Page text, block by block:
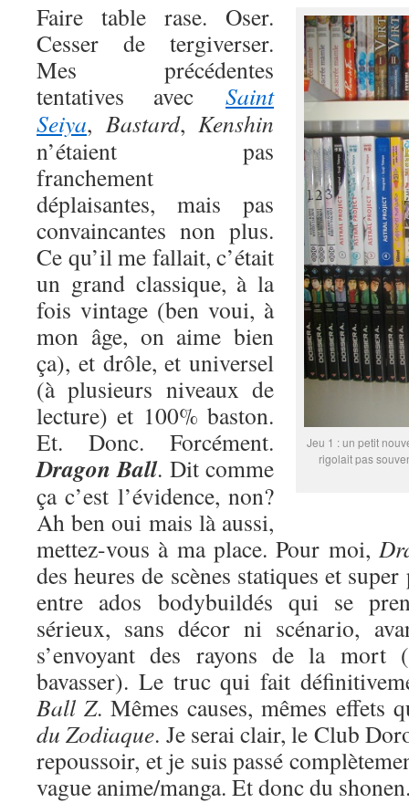
Jeu 1 : un petit
rigolait pas
Faire table rase. Oser.
Cesser de tergiverser.
Mes précédentes
tentatives avec Saint
Seiya, Bastard, Kenshin
n’étaient pas
franchement
déplaisantes, mais pas
convaincantes non plus.
Ce qu’il me fallait, c’était
un grand classique, à la
fois vintage (ben voui, à
mon âge, on aime bien
ça), et drôle, et universel
(à plusieurs niveaux de
lecture) et 100% baston.
Et. Donc. Forcément.
Dragon Ball. Dit comme
ça c’est l’évidence, non?
Ah ben oui mais là aussi,
mettez-vous à ma place. Pour moi,
des heures de scènes statiques et
entre ados bodybuildés qui se
sérieux, sans décor ni scénario,
s’envoyant des rayons de la mort
bavasser). Le truc qui fait
Ball Z. Mêmes causes, mêmes effets
du Zodiaque. Je serai clair, le Club
repoussoir, et je suis passé
vague anime/manga. Et donc du